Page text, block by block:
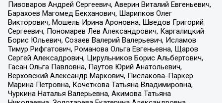
Пивоваров Андрей Сергеевич, Аверин Виталий Евгеньевич,
Барахоев Магомед Бекханович, Шарипков Олег
Викторович, Мошель Ирина Ароновна, Шведов Григорий
Сергеевич, Пономарев Лев Александрович, Каргалицкий
Борис Юльевич, Созаев Валерий Валерьевич, Исламов
Тимур Рифгатович, Романова Ольга Евгеньевна, Щаров
Сергей Алексадрович, Цирульников Борис Альбертович,
Гасан Ольга Павловна, Паутов Юрий Анатольевич,
Верховский Александр Маркович, Пислакова-Паркер
Марина Петровна, Кочеткова Татьяна Владимировна,
Чуркина Наталья Валерьевна, Акимова Татьяна